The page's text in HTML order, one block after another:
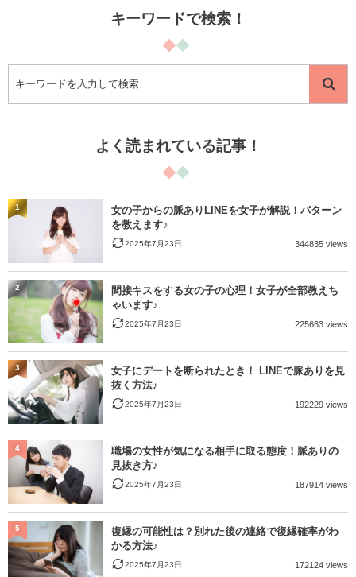
キーワードで検索！
よく読まれている記事！
女の子からの脈ありLINEを女子が解説！パターン
を教えます♪
2025年7月23日 344835 views
1
間接キスをする女の子の心理！女子が全部教えち
ゃいます♪
2025年7月23日 225663 views
2
女子にデートを断られたとき！ LINEで脈ありを見
抜く方法♪
2025年7月23日 192229 views
3
職場の女性が気になる相手に取る態度！脈ありの
見抜き方♪
2025年7月23日 187914 views
4
復縁の可能性は？別れた後の連絡で復縁確率がわ
かる方法♪
2025年7月23日 172124 views
5